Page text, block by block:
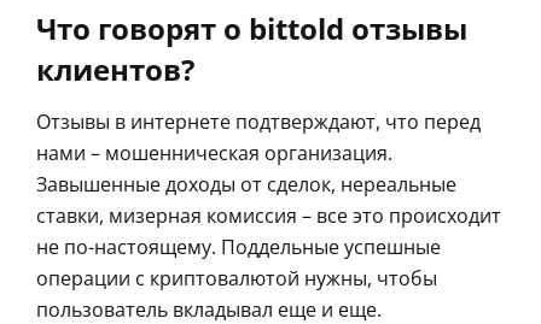
Что говорят о bittold отзывы
клиентов?
Отзывы в интернете подтверждают, что перед
нами – мошенническая организация.
Завышенные доходы от сделок, нереальные
ставки, мизерная комиссия – все это происходит
не по-настоящему. Поддельные успешные
операции с криптовалютой нужны, чтобы
пользователь вкладывал еще и еще.